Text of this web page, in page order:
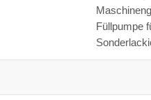
Füllpumpe